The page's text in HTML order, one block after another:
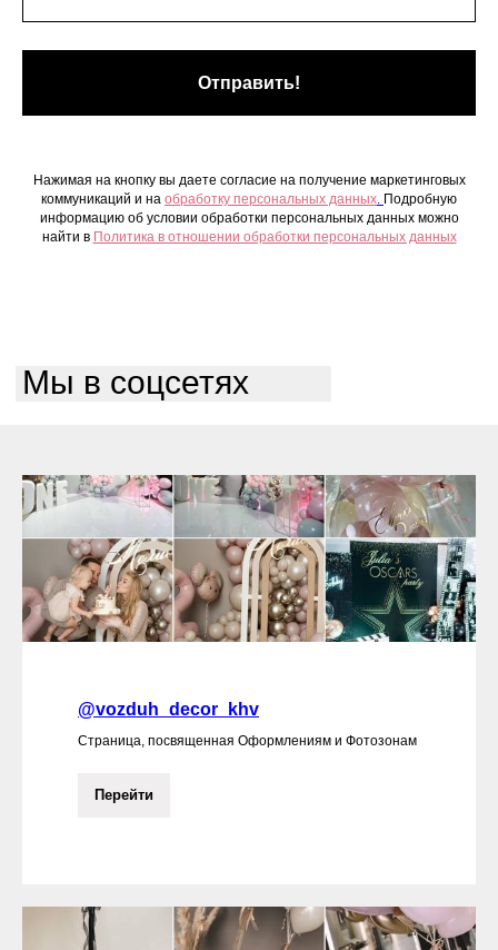
Отправить!
Нажимая на кнопку вы даете согласие на получение маркетинговых
коммуникаций и на обработку персональных данных. Подробную
информацию об условии обработки персональных данных можно
найти в Политика в отношении обработки персональных данных
Мы в соцсетях
@vozduh_decor_khv
Страница, посвященная Оформлениям и Фотозонам
Перейти